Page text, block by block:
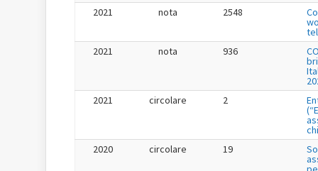
2021
nota 2548
2021
nota 936
2021
circolare 2
2020
circolare 19